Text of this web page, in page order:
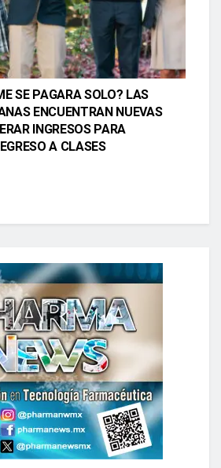
SE PAGARA SOLO? LAS
ENCUENTRAN NUEVAS
INGRESOS PARA
A CLASES